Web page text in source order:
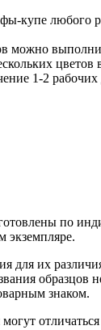
купе любого
можно
цветов
1-2
по
экземпляре.
для их
образцов
знаком.